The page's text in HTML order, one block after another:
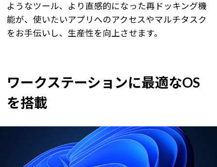
ようなツール、より直感的になった再ドッキング機
能が、使いたいアプリへのアクセスやマルチタスク
をお手伝いし、生産性を向上させます。
ワークステーションに最適なOS
を搭載